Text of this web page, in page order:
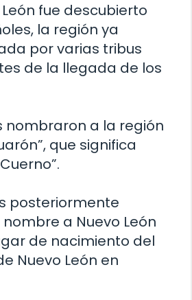
León fue descubierto
la región ya
por varias tribus
de la llegada de los
nombraron a la región
que significa
posteriormente
a Nuevo León
de nacimiento del
Nuevo León en